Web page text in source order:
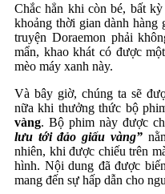
Chắc hẳn khi còn bé, bất
khoảng thời gian dành hàng
truyện Doraemon phải
mẩn, khao khát có được
mèo máy xanh này.
Và bây giờ, chúng ta sẽ
nữa khi thưởng thức bộ
vàng. Bộ phim này được
lưu tới đảo giấu vàng”
nhiên, khi được chiếu trên
hình. Nội dung đã được
mang đến sự hấp dẫn cho